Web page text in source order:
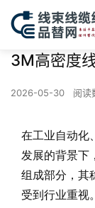
3M高密度
2026-05-30 阅读
在工业自动化
发展的背景下
组成部分，其
受到行业重视